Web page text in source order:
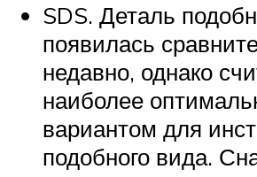
SDS. Деталь
появилась
недавно, однако
наиболее
вариантом для
подобного вида.